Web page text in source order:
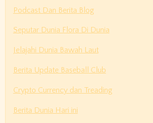
Podcast Dan Berita Blog
Seputar Dunia Flora Di Dunia
Jelajahi Dunia Bawah Laut
Berita Update Baseball Club
Crypto Currency dan Treading
Berita Dunia Hari ini